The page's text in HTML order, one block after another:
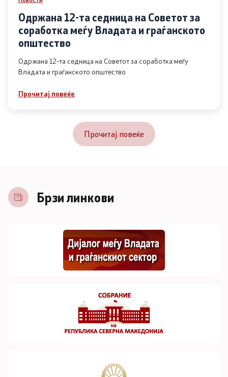
Одржана 12-та седница на Советот за
соработка меѓу Владата и граѓанското
општество
Одржана 12-та седница на Советот за соработка меѓу
Владата и граѓанското општество
Прочитај повеќе
Прочитај повеќе
Брзи линкови